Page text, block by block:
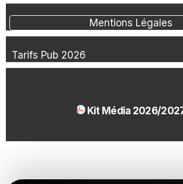
Mentions Légales
Tarifs Pub 2026
Kit Média 2026/